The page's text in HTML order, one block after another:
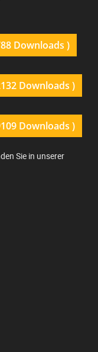
Downloads )
Downloads )
Downloads )
Sie in unserer